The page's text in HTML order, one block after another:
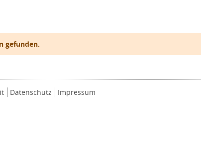
gefunden.
Datenschutz Impressum